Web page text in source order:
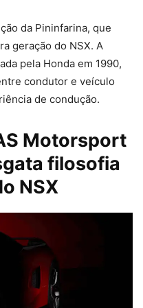
da Pininfarina, que
geração do NSX. A
pela Honda em 1990,
condutor e veículo
de condução.
Motorsport
filosofia
NSX